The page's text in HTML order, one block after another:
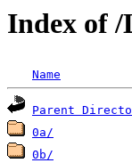
Index of
Name
Parent
0a/
0b/